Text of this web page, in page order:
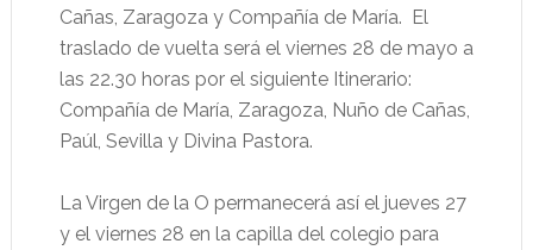
Cañas, Zaragoza y Compañía de María. El
traslado de vuelta será el viernes 28 de mayo a
las 22.30 horas por el siguiente Itinerario:
Compañía de María, Zaragoza, Nuño de Cañas,
Paúl, Sevilla y Divina Pastora.
La Virgen de la O permanecerá así el jueves 27
y el viernes 28 en la capilla del colegio para